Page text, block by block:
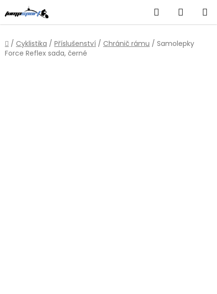
na
obsah
Hledat
KOŠÍK
Domů
/ Cyklistika / Příslušenství / Chránič rámu / Samolepky
Force Reflex sada, černé